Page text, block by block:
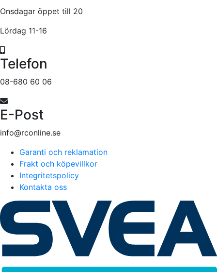
Onsdagar öppet till 20
Lördag 11-16
Telefon
08-680 60 06
E-Post
info@rconline.se
Garanti och reklamation
Frakt och köpevillkor
Integritetspolicy
Kontakta oss